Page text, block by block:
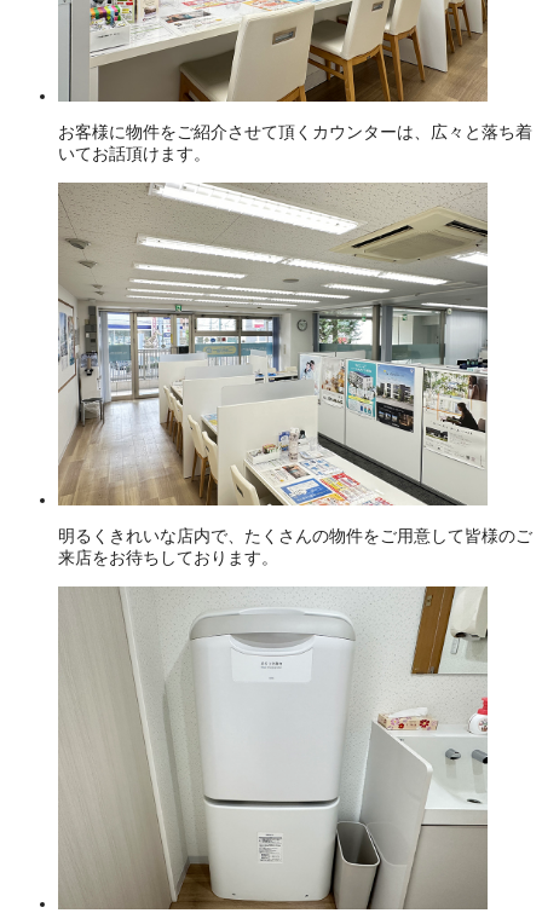
お客様に物件をご紹介させて頂くカウンターは、広々と落ち着
いてお話頂けます。
明るくきれいな店内で、たくさんの物件をご用意して皆様のご
来店をお待ちしております。